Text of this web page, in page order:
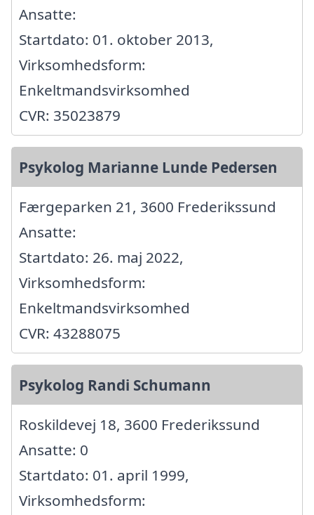
Ansatte:
Startdato: 01. oktober 2013,
Virksomhedsform:
Enkeltmandsvirksomhed
CVR: 35023879
Psykolog Marianne Lunde Pedersen
Færgeparken 21, 3600 Frederikssund
Ansatte:
Startdato: 26. maj 2022,
Virksomhedsform:
Enkeltmandsvirksomhed
CVR: 43288075
Psykolog Randi Schumann
Roskildevej 18, 3600 Frederikssund
Ansatte: 0
Startdato: 01. april 1999,
Virksomhedsform: